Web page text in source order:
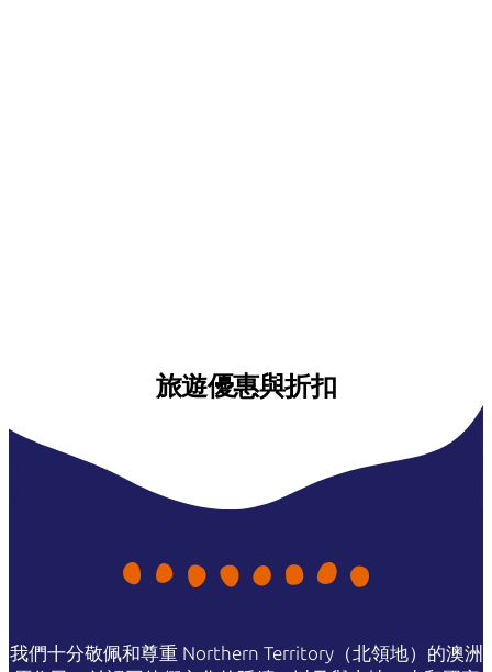
旅遊優惠與折扣
我們十分敬佩和尊重 Northern Territory（北領地）的澳洲